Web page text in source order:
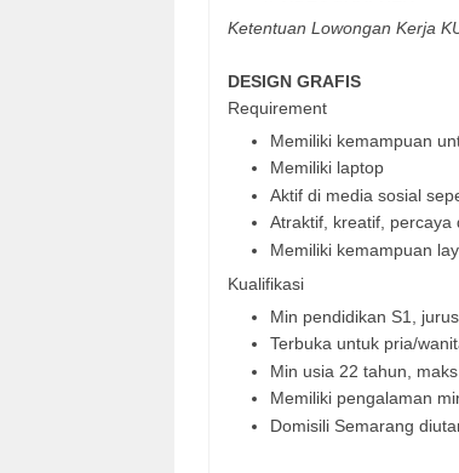
Ketentuan Lowongan Kerja
DESIGN GRAFIS
Requirement
Memiliki kemampuan
Memiliki laptop
Aktif di media sosial
Atraktif, kreatif, percaya
Memiliki kemampuan
Kualifikasi
Min pendidikan S1,
Terbuka untuk pria/
Min usia 22 tahun,
Memiliki pengalaman
Domisili Semarang